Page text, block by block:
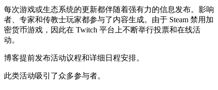
每次游戏或生态系统的更新都伴随着强有力的信息发布。影响
者、专家和传教士玩家都参与了内容生成。由于 Steam 禁用加
密货币游戏，因此在 Twitch 平台上不断举行投票和在线活
动。
博客提前发布活动议程和详细日程安排。
此类活动吸引了众多参与者。